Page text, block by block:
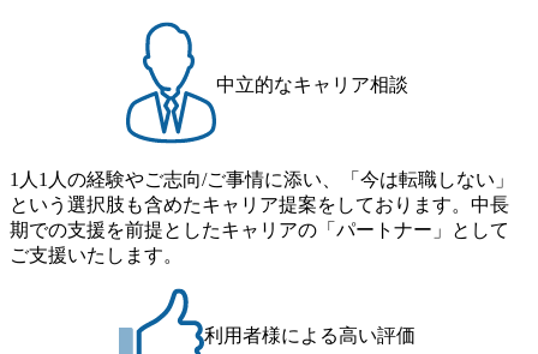
中立的なキャリア相談
1人1人の経験やご志向/ご事情に添い、「今は転職しない」
という選択肢も含めたキャリア提案をしております。中長
期での支援を前提としたキャリアの「パートナー」として
ご支援いたします。
利用者様による高い評価